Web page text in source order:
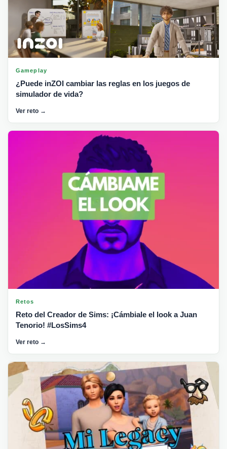
Gameplay
¿Puede inZOI cambiar las reglas en los juegos de
simulador de vida?
Ver reto →
Retos
Reto del Creador de Sims: ¡Cámbiale el look a Juan
Tenorio! #LosSims4
Ver reto →